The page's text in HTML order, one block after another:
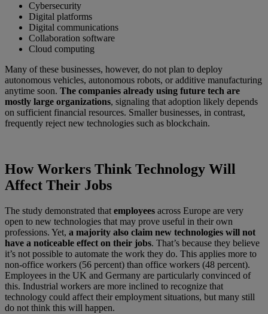
Cybersecurity
Digital platforms
Digital communications
Collaboration software
Cloud computing
Many of these businesses, however, do not plan to deploy
autonomous vehicles, autonomous robots, or additive manufacturing
anytime soon. The companies already using future tech are
mostly large organizations, signaling that adoption likely depends
on sufficient financial resources. Smaller businesses, in contrast,
frequently reject new technologies such as blockchain.
How Workers Think Technology Will
Affect Their Jobs
The study demonstrated that employees across Europe are very
open to new technologies that may prove useful in their own
professions. Yet, a majority also claim new technologies will not
have a noticeable effect on their jobs. That’s because they believe
it’s not possible to automate the work they do. This applies more to
non-office workers (56 percent) than office workers (48 percent).
Employees in the UK and Germany are particularly convinced of
this. Industrial workers are more inclined to recognize that
technology could affect their employment situations, but many still
do not think this will happen.